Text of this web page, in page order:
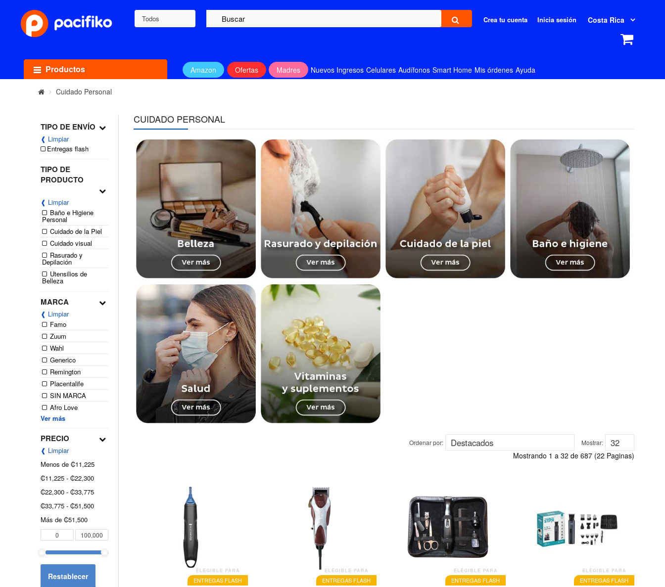
Todos Crea tu cuenta Inicia sesión
Productos Amazon Ofertas Madres Nuevos Ingresos Celulares Audífonos Smart Home Mis órdenes Ayuda
Cuidado Personal
TIPO DE ENVÍO
❰ Limpiar
Entregas flash
TIPO DE
PRODUCTO
❰ Limpiar
Baño e Higiene
Personal
Cuidado de la Piel
Cuidado visual
Rasurado y
Depilación
Utensilios de
Belleza
MARCA
❰ Limpiar
Famo
Zuum
Wahl
Generico
Remington
Placentalife
SIN MARCA
Afro Love
Ver más
PRECIO
❰ Limpiar
Menos de₡11,225
₡11,225 -₡22,300
₡22,300 -₡33,775
₡33,775 -₡51,500
Más de₡51,500
Restablecer
CUIDADO PERSONAL
Ordenar por: Mostrar:
Mostrando 1 a 32 de 687 (22 Paginas)
ELEGIBLE PARA
ENTREGAS FLASH
ELEGIBLE PARA
ENTREGAS FLASH
ELEGIBLE PARA
ENTREGAS FLASH
ELEGIBLE PARA
ENTREGAS FLASH